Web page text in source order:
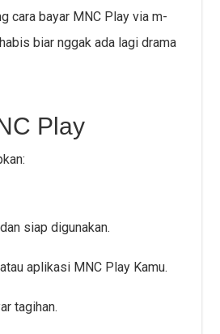
cara bayar MNC Play via m-
biar nggak ada lagi drama
Play
siap digunakan.
aplikasi MNC Play Kamu.
tagihan.